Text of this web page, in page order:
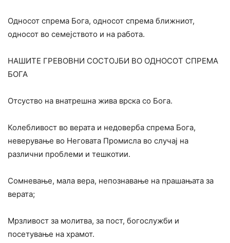
Односот спрема Бога, односот спрема ближниот,
односот во семејството и на работа.
НАШИТЕ ГРЕВОВНИ СОСТОЈБИ ВО ОДНОСОТ СПРЕМА
БОГА
Отсуство на внатрешна жива врска со Бога.
Колебливост во верата и недоверба спрема Бога,
неверување во Неговата Промисла во случај на
различни проблеми и тешкотии.
Сомневање, мала вера, непознавање на прашањата за
верата;
Мрзливост за молитва, за пост, богослужби и
посетување на храмот.